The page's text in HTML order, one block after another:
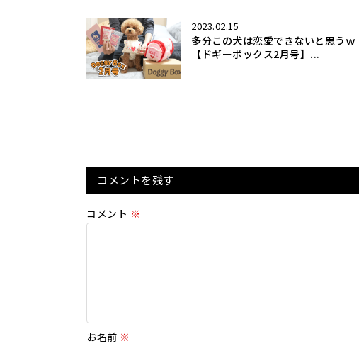
2023.02.15
多分この犬は恋愛できないと思うｗ
【ドギーボックス2月号】...
コメントを残す
コメント ※
お名前 ※